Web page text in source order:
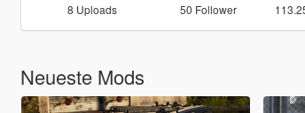
8 Uploads 50 Follower
Neueste Mods